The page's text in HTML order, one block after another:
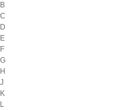
B
C
D
E
F
G
H
J
K
L